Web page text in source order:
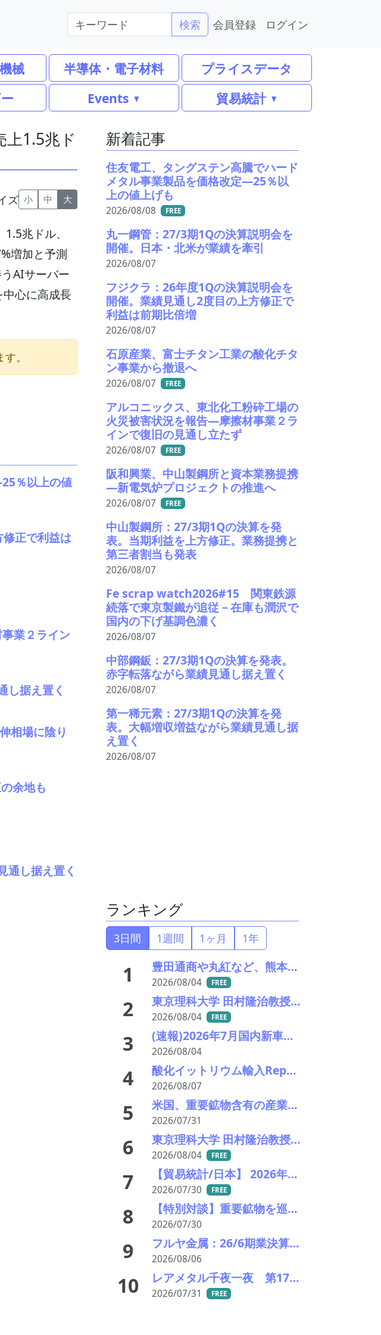
検索 会員登録 ログイン
械 半導体・電子材料
プライスデータ
Events 貿易統計
1.5兆ド
ズ 小 中 大
兆ドル、
増加と予測
AIサーバー
心に高成長
。
％以上の値
正で利益は
業２ライン
し据え置く
相場に陰り
余地も
通し据え置く
新着記事
住友電工、タングステン高騰でハード
メタル事業製品を価格改定―25％以
上の値上げも
2026/08/08 FREE
丸一鋼管：27/3期1Qの決算説明会を
開催。日本・北米が業績を牽引
2026/08/07
フジクラ：26年度1Qの決算説明会を
開催。業績見通し2度目の上方修正で
利益は前期比倍増
2026/08/07
石原産業、富士チタン工業の酸化チタ
ン事業から撤退へ
2026/08/07 FREE
アルコニックス、東北化工粉砕工場の
火災被害状況を報告―摩擦材事業２ラ
インで復旧の見通し立たず
2026/08/07 FREE
阪和興業、中山製鋼所と資本業務提携
―新電気炉プロジェクトの推進へ
2026/08/07 FREE
中山製鋼所：27/3期1Qの決算を発
表。当期利益を上方修正。業務提携と
第三者割当も発表
2026/08/07
Fe scrap watch2026#15 関東鉄源
続落で東京製鐵が追従－在庫も潤沢で
国内の下げ基調色濃く
2026/08/07
中部鋼鈑：27/3期1Qの決算を発表。
赤字転落ながら業績見通し据え置く
2026/08/07
第一稀元素：27/3期1Qの決算を発
表。大幅増収増益ながら業績見通し据
え置く
2026/08/07
ランキング
3日間 1週間 1ヶ月 1年
1 豊田通商や丸紅など、熊本地震被害に支援・義援金
2026/08/04 FREE
2 東京理科大学 田村隆治教授に聞く 世界初の強磁性準結晶が拓く新材料の未来（後編）
2026/08/04 FREE
3 (速報)2026年7月国内新車販売 41万7千台 前年同月比7%増加 4か月連続プラス
2026/08/04
4 酸化イットリウム輸入Report #52 2026年前半中国から輸入量激減 でも依然中国頼り
2026/08/07
5 米国、重要鉱物含有の産業廃棄物の輸出を制限へ トランプ氏が署名、国家防衛で物資確保
2026/07/31
6 東京理科大学 田村隆治教授に聞く 世界初の強磁性準結晶が拓く新材料の未来（前編）
2026/08/04 FREE
7 【貿易統計/日本】 2026年6月一覧表
2026/07/30 FREE
8 【特別対談】重要鉱物を巡る米中対立と高市政権の外交方針――日本企業が直面するサプライチェーンの危機
2026/07/30
9 フルヤ金属：26/6期業決算を発表。中計進捗状況
2026/08/06
10 レアメタル千夜一夜 第172夜 AI革命のつるはしを握る国はどこか――都市鉱山がひっくり返す「見えない資源戦争」
2026/07/31 FREE